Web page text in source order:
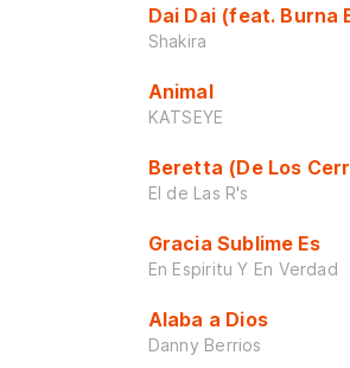
Dai Dai (feat. Burna
Shakira
Animal
KATSEYE
Beretta (De Los
El de Las R's
Gracia Sublime Es
En Espiritu Y En Verdad
Alaba a Dios
Danny Berrios